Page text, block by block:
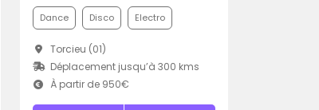
Dance Disco Electro
Torcieu (01)
Déplacement jusqu’à 300 kms
À partir de 950€